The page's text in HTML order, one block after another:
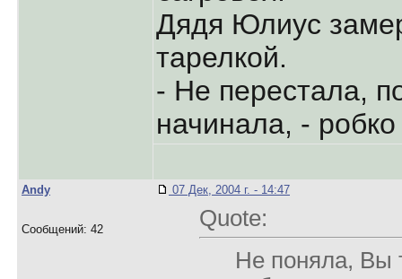
Дядя Юлиус
тарелкой.
- Не перестала,
начинала, -
Andy
Сообщений: 42
07 Дек, 2004 г. - 14:47
Quote:
Не поняла, Вы